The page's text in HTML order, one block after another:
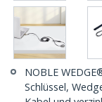
NOBLE
Schlüssel,